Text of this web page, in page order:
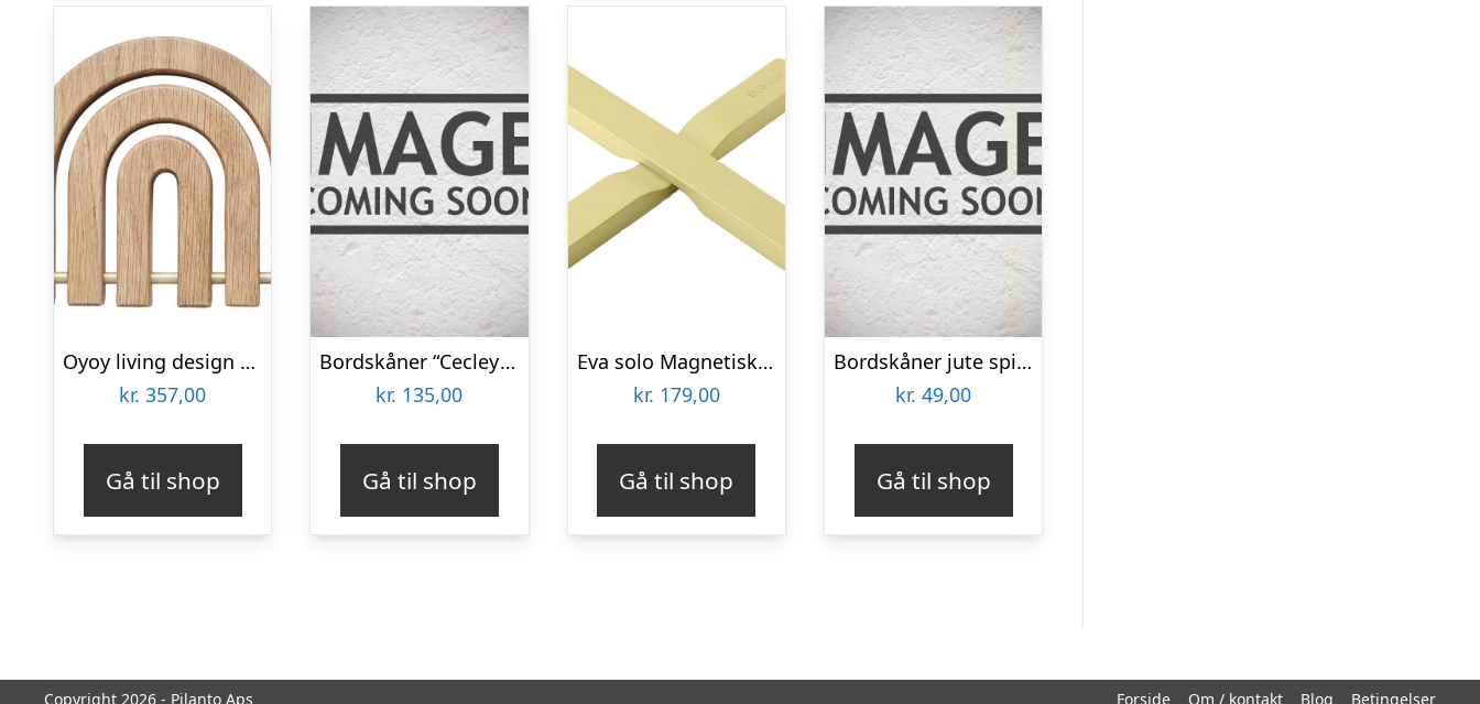
Oyoy living design Regnbue bordskåner, eg og messing
kr. 357,00
Gå til shop
Bordskåner “Cecley” sort – Nordal Dia: 20 cm
kr. 135,00
Gå til shop
Eva solo Magnetisk bordskåner, champagne
kr. 179,00
Gå til shop
Bordskåner jute spiral – Ib Laursen Dia: 23 cm
kr. 49,00
Gå til shop
Copyright 2026 - Pilanto Aps Forside Om / kontakt Blog Betingelser